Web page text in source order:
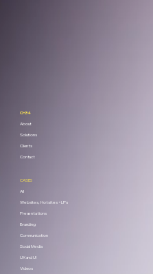
CH34
About
Solutions
Clients
Contact
CASES
All
Websites, Hotsites + LPs
Presentations
Branding
Communication
Social Media
UX and UI
Videos